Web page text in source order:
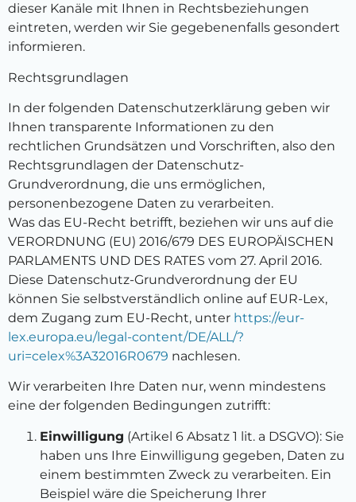
dieser Kanäle mit Ihnen in Rechtsbeziehungen
eintreten, werden wir Sie gegebenenfalls gesondert
informieren.
Rechtsgrundlagen
In der folgenden Datenschutzerklärung geben wir
Ihnen transparente Informationen zu den
rechtlichen Grundsätzen und Vorschriften, also den
Rechtsgrundlagen der Datenschutz-
Grundverordnung, die uns ermöglichen,
personenbezogene Daten zu verarbeiten.
Was das EU-Recht betrifft, beziehen wir uns auf die
VERORDNUNG (EU) 2016/679 DES EUROPÄISCHEN
PARLAMENTS UND DES RATES vom 27. April 2016.
Diese Datenschutz-Grundverordnung der EU
können Sie selbstverständlich online auf EUR-Lex,
dem Zugang zum EU-Recht, unter https://eur-
lex.europa.eu/legal-content/DE/ALL/?
uri=celex%3A32016R0679 nachlesen.
Wir verarbeiten Ihre Daten nur, wenn mindestens
eine der folgenden Bedingungen zutrifft:
Einwilligung (Artikel 6 Absatz 1 lit. a DSGVO): Sie
haben uns Ihre Einwilligung gegeben, Daten zu
einem bestimmten Zweck zu verarbeiten. Ein
Beispiel wäre die Speicherung Ihrer